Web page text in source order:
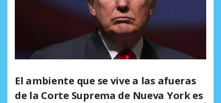
El ambiente que se vive a las afueras
de la Corte Suprema de Nueva York es